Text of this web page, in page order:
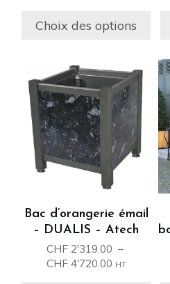
prix :
CHF
Choix des options
produit
Bac d’orangerie émail
– DUALIS – Atech
CHF2'319.00 –
CHF4'720.00Plage
HT
Ce
produit
a
plusieurs
variations.
Les
options
peuvent
être
choisies
sur
la